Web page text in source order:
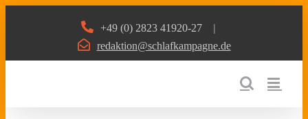
+49 (0) 2823 41920-27
|
redaktion@schlafkampagne.de